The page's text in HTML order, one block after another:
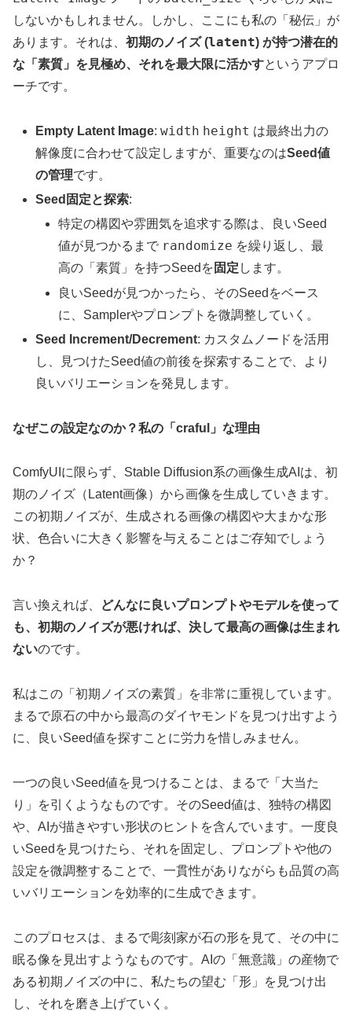
しないかもしれません。しかし、ここにも私の「秘伝」が
あります。それは、 初期のノイズ (latent) が持つ潜在的
な「素質」を見極め、それを最大限に活かすというアプロ
ーチです。
Empty Latent Image:width height は最終出力の
解像度に合わせて設定しますが、重要なのはSeed値
の管理です。
Seed固定と探索:
特定の構図や雰囲気を追求する際は、良いSeed
値が見つかるまで randomize を繰り返し、最
高の「素質」を持つSeedを 固定 します。
良いSeedが見つかったら、そのSeedをベース
に、Samplerやプロンプトを微調整していく。
Seed Increment/Decrement: カスタムノードを活用
し、見つけたSeed値の前後を探索することで、より
良いバリエーションを発見します。
なぜこの設定なのか？私の「craful」な理由
ComfyUIに限らず、Stable Diffusion系の画像生成AIは、初
期のノイズ（Latent画像）から画像を生成していきます。
この初期ノイズが、生成される画像の構図や大まかな形
状、色合いに大きく影響を与えることはご存知でしょう
か？
言い換えれば、
どんなに良いプロンプトやモデルを使って
も、初期のノイズが悪ければ、決して最高の画像は生まれ
ないのです。
私はこの「初期ノイズの素質」を非常に重視しています。
まるで原石の中から最高のダイヤモンドを見つけ出すよう
に、良いSeed値を探すことに労力を惜しみません。
一つの良いSeed値を見つけることは、まるで「大当た
り」を引くようなものです。そのSeed値は、独特の構図
や、AIが描きやすい形状のヒントを含んでいます。一度良
いSeedを見つけたら、それを固定し、プロンプトや他の
設定を微調整することで、一貫性がありながらも品質の高
いバリエーションを効率的に生成できます。
このプロセスは、まるで彫刻家が石の形を見て、その中に
眠る像を見出すようなものです。AIの「無意識」の産物で
ある初期ノイズの中に、私たちの望む「形」を見つけ出
し、それを磨き上げていく。